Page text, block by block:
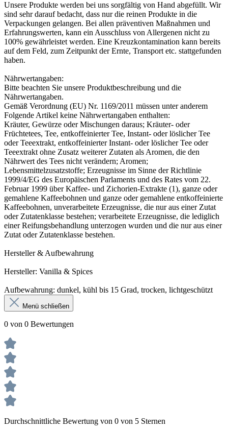
Unsere Produkte werden bei uns sorgfältig von Hand abgefüllt. Wir
sind sehr darauf bedacht, dass nur die reinen Produkte in die
Verpackungen gelangen. Bei allen präventiven Maßnahmen und
Erfahrungswerten, kann ein Ausschluss von Allergenen nicht zu
100% gewährleistet werden. Eine Kreuzkontamination kann bereits
auf dem Feld, zum Zeitpunkt der Ernte, Transport etc. stattgefunden
haben.
Nährwertangaben:
Bitte beachten Sie unsere Produktbeschreibung und die
Nährwertangaben.
Gemäß Verordnung (EU) Nr. 1169/2011 müssen unter anderem
Folgende Artikel keine Nährwertangaben enthalten:
Kräuter, Gewürze oder Mischungen daraus; Kräuter- oder
Früchtetees, Tee, entkoffeinierter Tee, Instant- oder löslicher Tee
oder Teeextrakt, entkoffeinierter Instant- oder löslicher Tee oder
Teeextrakt ohne Zusatz weiterer Zutaten als Aromen, die den
Nährwert des Tees nicht verändern; Aromen;
Lebensmittelzusatzstoffe; Erzeugnisse im Sinne der Richtlinie
1999/4/EG des Europäischen Parlaments und des Rates vom 22.
Februar 1999 über Kaffee- und Zichorien-Extrakte (1), ganze oder
gemahlene Kaffeebohnen und ganze oder gemahlene entkoffeinierte
Kaffeebohnen, unverarbeitete Erzeugnisse, die nur aus einer Zutat
oder Zutatenklasse bestehen; verarbeitete Erzeugnisse, die lediglich
einer Reifungsbehandlung unterzogen wurden und die nur aus einer
Zutat oder Zutatenklasse bestehen.
Hersteller & Aufbewahrung
Hersteller: Vanilla & Spices
Aufbewahrung: dunkel, kühl bis 15 Grad, trocken, lichtgeschützt
Menü schließen
0 von 0 Bewertungen
Durchschnittliche Bewertung von 0 von 5 Sternen